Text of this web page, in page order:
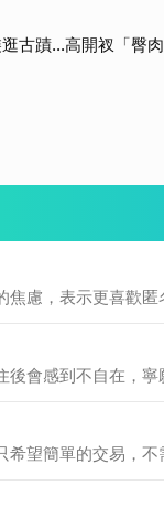
古蹟…高開衩「臀
慮，表示更喜歡匿
會感到不自在，寧
望簡單的交易，不